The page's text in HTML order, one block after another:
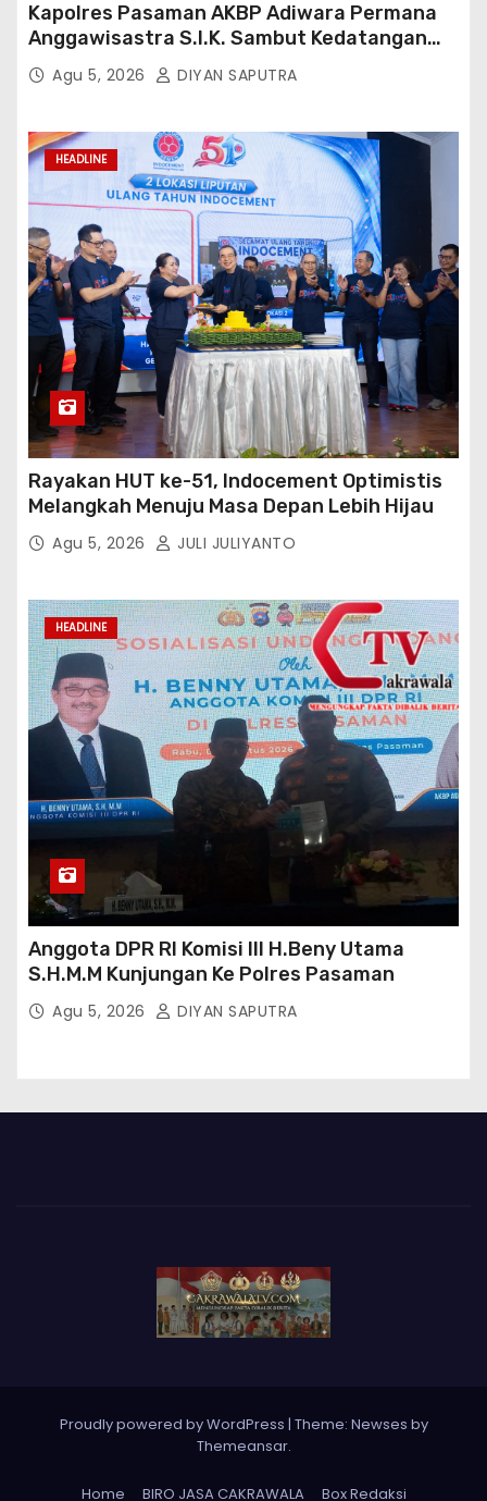
Kapolres Pasaman AKBP Adiwara Permana
Anggawisastra S.I.K. Sambut Kedatangan
Kepala Cakrawala Tv Sumatera Barat
Agu 5, 2026 DIYAN SAPUTRA
HEADLINE
Rayakan HUT ke-51, Indocement Optimistis
Melangkah Menuju Masa Depan Lebih Hijau
Agu 5, 2026 JULI JULIYANTO
HEADLINE
Anggota DPR RI Komisi III H.Beny Utama
S.H.M.M Kunjungan Ke Polres Pasaman
Agu 5, 2026 DIYAN SAPUTRA
Proudly powered by WordPress | Theme: Newses by
Themeansar.
Home BIRO JASA CAKRAWALA Box Redaksi